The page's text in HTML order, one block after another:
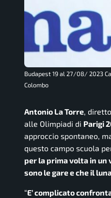
Budapest 19 al 27/08/ 2023
Colombo
Antonio La Torre,
alle Olimpiadi di Parigi
approccio spontaneo,
questo campo scuola
per la prima volta in un
sono le gare e che il
“E’ complicato